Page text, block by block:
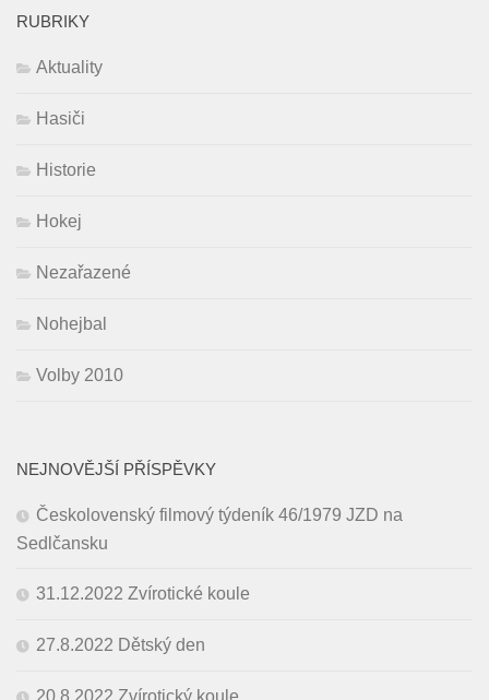
RUBRIKY
Aktuality
Hasiči
Historie
Hokej
Nezařazené
Nohejbal
Volby 2010
NEJNOVĚJŠÍ PŘÍSPĚVKY
Českolovenský filmový týdeník 46/1979 JZD na
Sedlčansku
31.12.2022 Zvírotické koule
27.8.2022 Dětský den
20.8.2022 Zvírotický koule